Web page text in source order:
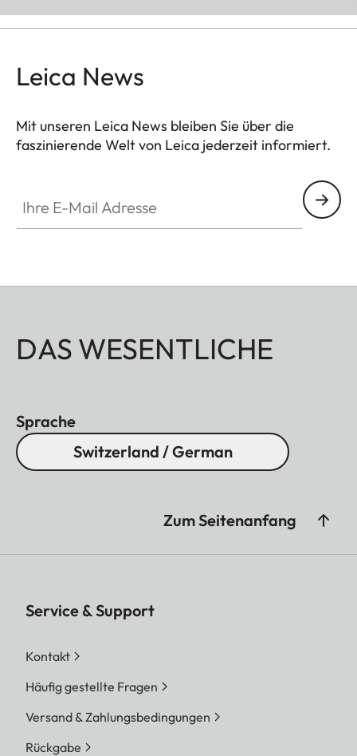
Leica News
Mit unseren Leica News bleiben Sie über die
faszinierende Welt von Leica jederzeit informiert.
DAS WESENTLICHE
Sprache
Switzerland / German
Zum Seitenanfang
Service & Support
Kontakt
Häufig gestellte Fragen
Versand & Zahlungsbedingungen
Rückgabe